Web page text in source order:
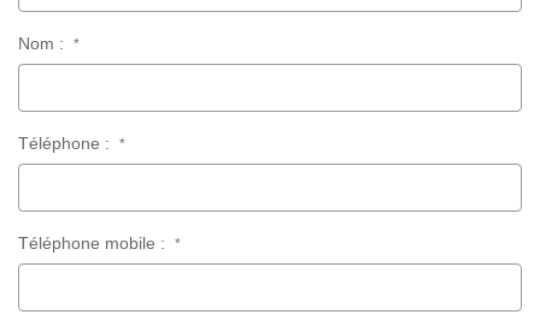
Nom : *
Téléphone : *
Téléphone mobile : *